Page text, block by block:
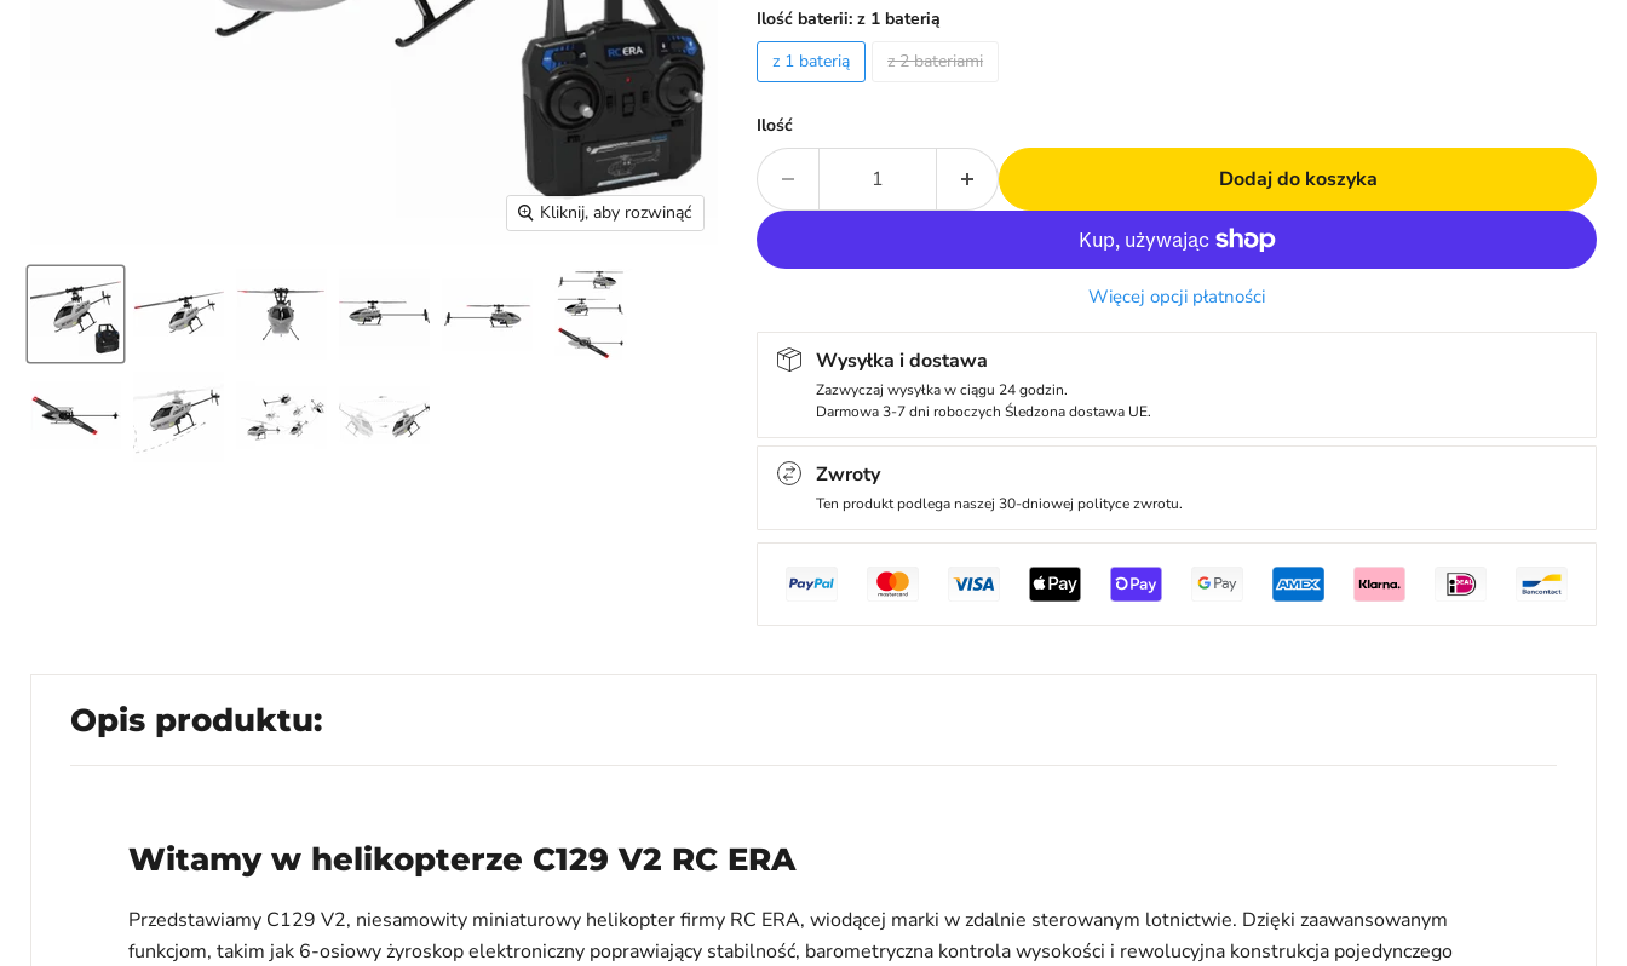
Kliknij, aby rozwinąć
Ilość baterii:z 1 baterią
z 1 baterią
z 2 bateriami
Ilość
Dodaj do koszyka
Więcej opcji płatności
Wysyłka i dostawa
Zazwyczaj wysyłka w ciągu 24 godzin.
Darmowa 3-7 dni roboczych Śledzona dostawa UE.
Zwroty
Ten produkt podlega naszej 30-dniowej polityce zwrotu.
Opis produktu:
Witamy w helikopterze C129 V2 RC ERA
Przedstawiamy C129 V2, niesamowity miniaturowy helikopter firmy RC ERA, wiodącej marki w zdalnie sterowanym lotnictwie. Dzięki zaawansowanym
funkcjom, takim jak 6-osiowy żyroskop elektroniczny poprawiający stabilność, barometryczna kontrola wysokości i rewolucyjna konstrukcja pojedynczego